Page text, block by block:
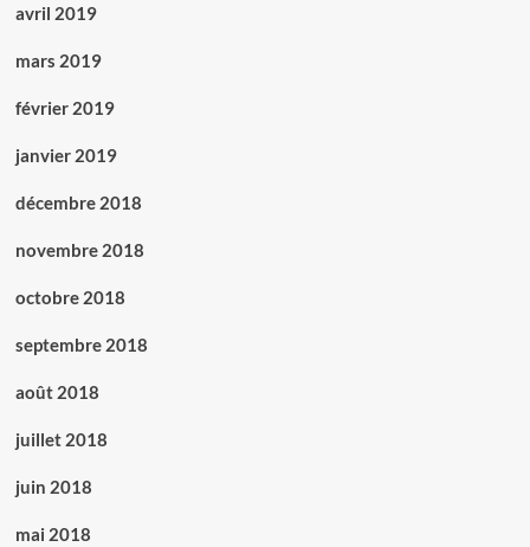
avril 2019
mars 2019
février 2019
janvier 2019
décembre 2018
novembre 2018
octobre 2018
septembre 2018
août 2018
juillet 2018
juin 2018
mai 2018